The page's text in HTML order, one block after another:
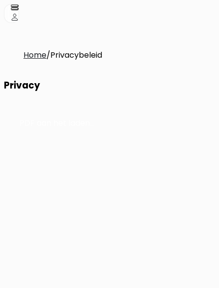
Home/Privacybeleid
Privacy